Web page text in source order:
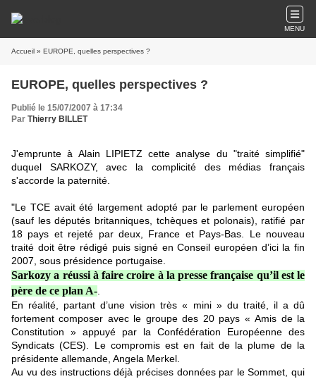
MENU
Accueil » EUROPE, quelles perspectives ?
EUROPE, quelles perspectives ?
Publié le 15/07/2007 à 17:34
Par Thierry BILLET
J'emprunte à Alain LIPIETZ cette analyse du "traité simplifié"
duquel SARKOZY, avec la complicité des médias français
s'accorde la paternité.
"Le TCE avait été largement adopté par le parlement européen
(sauf les députés britanniques, tchèques et polonais), ratifié par
18 pays et rejeté par deux, France et Pays-Bas. Le nouveau
traité doit être rédigé puis signé en Conseil européen d’ici la fin
2007, sous présidence portugaise.
Sarkozy a réussi à faire croire à la presse française qu’il est le
père de ce plan A-
En réalité, partant d’une vision très « mini » du traité, il a dû
fortement composer avec le groupe des 20 pays « Amis de la
Constitution » appuyé par la Confédération Européenne des
Syndicats (CES). Le compromis est en fait de la plume de la
présidente allemande, Angela Merkel.
Au vu des instructions déjà précises données par le Sommet, qui